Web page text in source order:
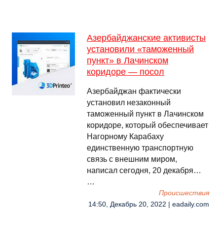
Азербайджанские активисты
установили «таможенный
пункт» в Лачинском
коридоре — посол
Азербайджан фактически
установил незаконный
таможенный пункт в Лачинском
коридоре, который обеспечивает
Нагорному Карабаху
единственную транспортную
связь с внешним миром,
написал сегодня, 20 декабря…
…
Происшествия
14:50, Декабрь 20, 2022 | eadaily.com